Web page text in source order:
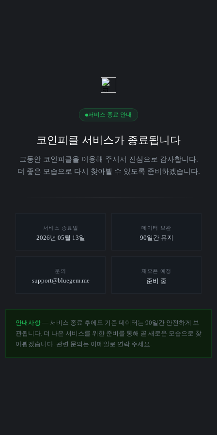
서비스 종료 안내
코인피클 서비스가 종료됩니다
그동안 코인피클을 이용해 주셔서 진심으로 감사합니다.
더 좋은 모습으로 다시 찾아뵐 수 있도록 준비하겠습니다.
서비스 종료일
2026년 05월 13일
데이터 보관
90일간 유지
문의
support@bluegem.me
재오픈 예정
준비 중
안내사항 — 서비스 종료 후에도 기존 데이터는 90일간 안전하게 보
관됩니다. 더 나은 서비스를 위한 준비를 통해 곧 새로운 모습으로 찾
아뵙겠습니다. 관련 문의는 이메일로 연락 주세요.